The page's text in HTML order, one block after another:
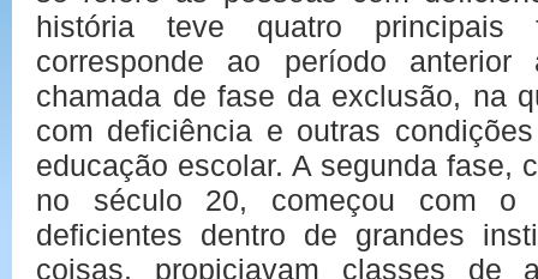
história teve quatro
corresponde ao período
chamada de fase da exclusão, na
com deficiência e outras
educação escolar. A segunda fase,
no século 20, começou com o
deficientes dentro de grandes
coisas, propiciavam classes de